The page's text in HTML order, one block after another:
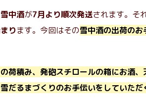
中酒が7月より順次発送されます。そ
ります。今回はその雪中酒の出荷のお
荷積み、発砲スチロールの箱にお酒、
だるまづくりのお手伝いをしていただ